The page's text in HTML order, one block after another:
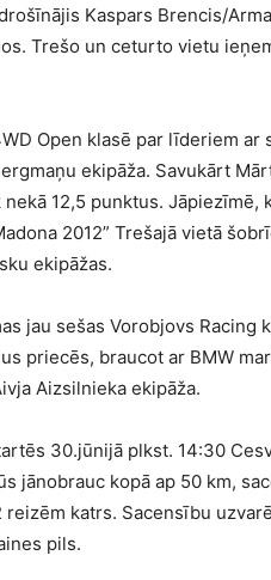
Kaspars Brencis/
Trešo un ceturto vietu
Open klasē par līderiem
ekipāža. Savukārt
12,5 punktus. Jāpiezīmē,
2012” Trešajā vietā
ekipāžas.
jau sešas Vorobjovs Racing
priecēs, braucot ar BMW
Aizsilnieka ekipāža.
30.jūnijā plkst. 14:30
jānobrauc kopā ap 50 km,
katrs. Sacensību
pils.